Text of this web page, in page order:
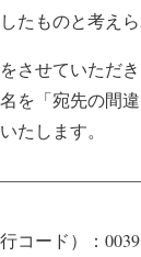
たものと考えら
させていただ
を「宛先の間
たします。
コード）：0039